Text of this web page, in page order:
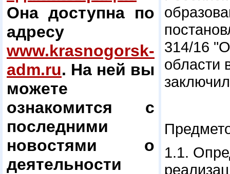
Она доступна по
адресу
www.krasnogorsk-
adm.ru. На ней вы
можете
ознакомится с
последними
новостями о
деятельности
314/16
области
1.1.